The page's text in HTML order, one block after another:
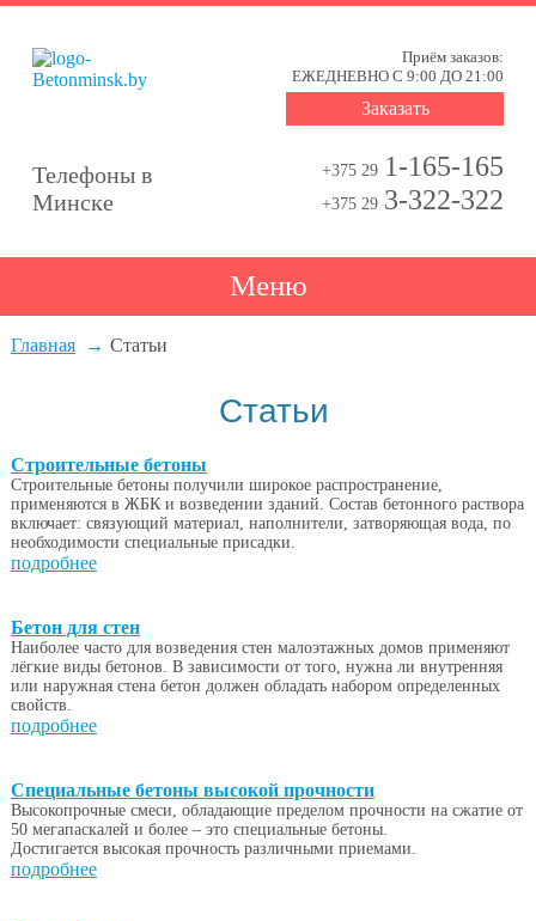
Телефоны в
Минске
+375 29 1-165-165
+375 29 3-322-322
Приём заказов:
ЕЖЕДНЕВНО С 9:00 ДО 21:00
Заказать
Меню
Главная Статьи
Статьи
Строительные бетоны
Строительные бетоны получили широкое распространение,
применяются в ЖБК и возведении зданий. Состав бетонного раствора
включает: связующий материал, наполнители, затворяющая вода, по
необходимости специальные присадки.
подробнее
Бетон для стен
Наиболее часто для возведения стен малоэтажных домов применяют
лёгкие виды бетонов. В зависимости от того, нужна ли внутренняя
или наружная стена бетон должен обладать набором определенных
свойств.
подробнее
Специальные бетоны высокой прочности
Высокопрочные смеси, обладающие пределом прочности на сжатие от
50 мегапаскалей и более – это специальные бетоны.
Достигается высокая прочность различными приемами.
подробнее